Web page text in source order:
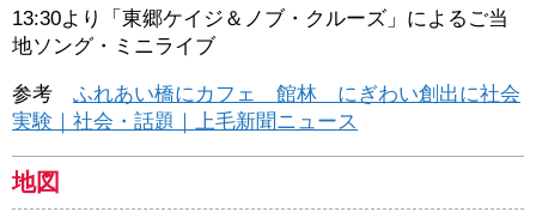
13:30より「東郷ケイジ＆ノブ・クルーズ」によるご当
地ソング・ミニライブ
参考 ふれあい橋にカフェ 館林 にぎわい創出に社会
実験｜社会・話題｜上毛新聞ニュース
地図